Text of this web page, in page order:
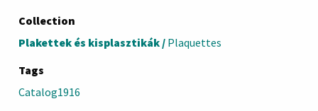
Collection
Plakettek és kisplasztikák / Plaquettes
Tags
Catalog1916